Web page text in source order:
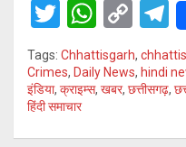
T
wi
tt
er
W
h
at
s
A
C
o
py
Li
n
T
el
e
a
Tags: Chhattisgarh,
Crimes, Daily News, hindi
इंडिया, क्राइम्स, खबर, छत्तीसगढ़,
हिंदी समाचार